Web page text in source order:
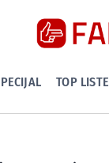
TOP LISTE